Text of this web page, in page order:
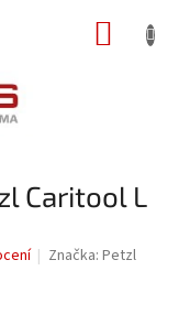
Caritool L
Značka:Petzl